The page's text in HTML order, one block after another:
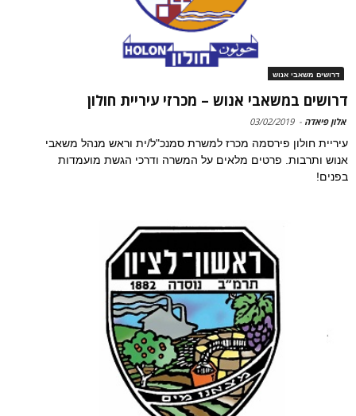
דרושים משאבי אנוש
דרושים במשאבי אנוש – מכרזי עיריית חולון
אלון פיאדה -
03/02/2019
עיריית חולון פירסמה מכרז למשרת סמנכ"ל/ית וראש מנהל משאבי
אנוש ותרבות. פרטים מלאים על המשרה ודרכי הגשת מועמדות
בפנים!